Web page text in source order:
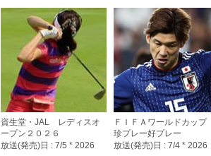
資生堂・JAL レディスオ
ープン２０２６
放送(発売)日 : 7/5 * 2026
ＦＩＦＡワールドカップ
珍プレー好プレー
放送(発売)日 : 7/4 * 2026